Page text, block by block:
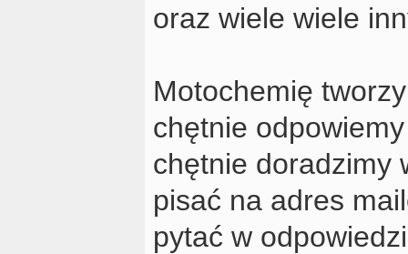
oraz wiele wiele
Motochemię
chętnie
chętnie doradzimy
pisać na adres
pytać w